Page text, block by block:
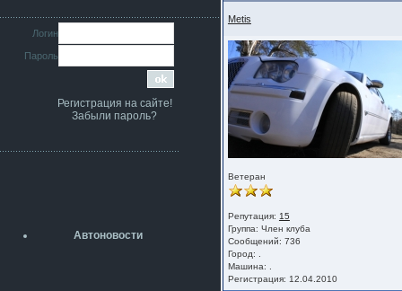
iMrCoffeeBLR4
11 июля 2026
[b]era124[/b],
Ага понял буду знать спасибо
era124
7 июля 2026
разболтовка 5х114.3 спокойно
А здесь уже кладбищенская тишина...
Логин
Пароль
Регистрация на сайте!
Забыли пароль?
Автоновости
Metis
Ветеран
Репутация: 15
Группа: Член клуба
Сообщений: 736
Город: .
Машина: .
Регистрация: 12.04.2010